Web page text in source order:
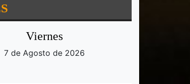
Viernes
7 de Agosto de 2026